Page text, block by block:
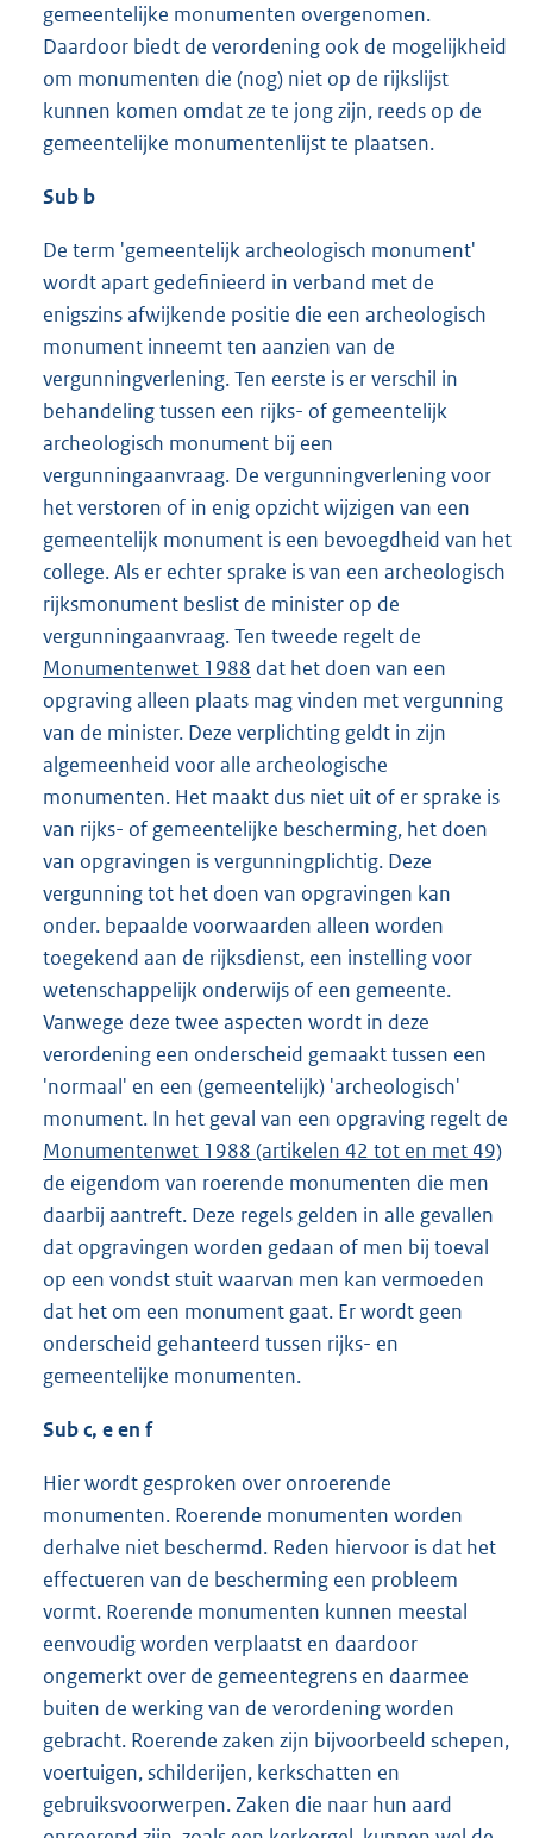
gemeentelijke monumenten overgenomen.
Daardoor biedt de verordening ook de mogelijkheid
om monumenten die (nog) niet op de rijkslijst
kunnen komen omdat ze te jong zijn, reeds op de
gemeentelijke monumentenlijst te plaatsen.
Sub b
De term 'gemeentelijk archeologisch monument'
wordt apart gedefinieerd in verband met de
enigszins afwijkende positie die een archeologisch
monument inneemt ten aanzien van de
vergunningverlening. Ten eerste is er verschil in
behandeling tussen een rijks- of gemeentelijk
archeologisch monument bij een
vergunningaanvraag. De vergunningverlening voor
het verstoren of in enig opzicht wijzigen van een
gemeentelijk monument is een bevoegdheid van het
college. Als er echter sprake is van een archeologisch
rijksmonument beslist de minister op de
vergunningaanvraag. Ten tweede regelt de
Monumentenwet 1988 dat het doen van een
opgraving alleen plaats mag vinden met vergunning
van de minister. Deze verplichting geldt in zijn
algemeenheid voor alle archeologische
monumenten. Het maakt dus niet uit of er sprake is
van rijks- of gemeentelijke bescherming, het doen
van opgravingen is vergunningplichtig. Deze
vergunning tot het doen van opgravingen kan
onder. bepaalde voorwaarden alleen worden
toegekend aan de rijksdienst, een instelling voor
wetenschappelijk onderwijs of een gemeente.
Vanwege deze twee aspecten wordt in deze
verordening een onderscheid gemaakt tussen een
'normaal' en een (gemeentelijk) 'archeologisch'
monument. In het geval van een opgraving regelt de
Monumentenwet 1988 (artikelen 42 tot en met 49)
de eigendom van roerende monumenten die men
daarbij aantreft. Deze regels gelden in alle gevallen
dat opgravingen worden gedaan of men bij toeval
op een vondst stuit waarvan men kan vermoeden
dat het om een monument gaat. Er wordt geen
onderscheid gehanteerd tussen rijks- en
gemeentelijke monumenten.
Sub c, e en f
Hier wordt gesproken over onroerende
monumenten. Roerende monumenten worden
derhalve niet beschermd. Reden hiervoor is dat het
effectueren van de bescherming een probleem
vormt. Roerende monumenten kunnen meestal
eenvoudig worden verplaatst en daardoor
ongemerkt over de gemeentegrens en daarmee
buiten de werking van de verordening worden
gebracht. Roerende zaken zijn bijvoorbeeld schepen,
voertuigen, schilderijen, kerkschatten en
gebruiksvoorwerpen. Zaken die naar hun aard